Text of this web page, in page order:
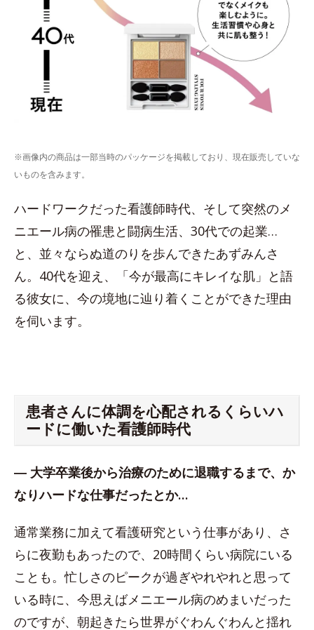
※画像内の商品は一部当時のパッケージを掲載しており、現在販売していな
いものを含みます。
ハードワークだった看護師時代、そして突然のメ
ニエール病の罹患と闘病生活、30代での起業…
と、並々ならぬ道のりを歩んできたあずみんさ
ん。40代を迎え、「今が最高にキレイな肌」と語
る彼女に、今の境地に辿り着くことができた理由
を伺います。
患者さんに体調を心配されるくらいハ
ードに働いた看護師時代
― 大学卒業後から治療のために退職するまで、か
なりハードな仕事だったとか…
通常業務に加えて看護研究という仕事があり、さ
らに夜勤もあったので、20時間くらい病院にいる
ことも。忙しさのピークが過ぎやれやれと思って
いる時に、今思えばメニエール病のめまいだった
のですが、朝起きたら世界がぐわんぐわんと揺れ